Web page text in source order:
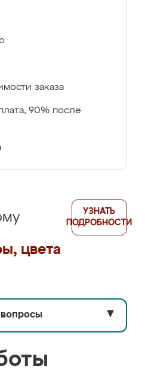
заказа
90% после
цвета
УЗНАТЬ
ПОДРОБНОСТИ
▼